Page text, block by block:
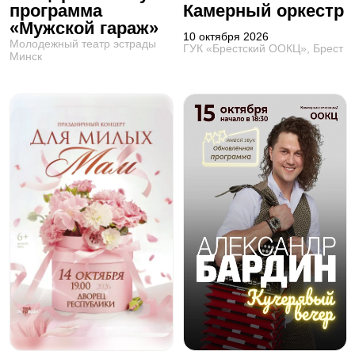
программа
«Мужской гараж»
Молодежный театр эстрады
Минск
Камерный оркестр
10 октября 2026
ГУК «Брестский ООКЦ», Брест